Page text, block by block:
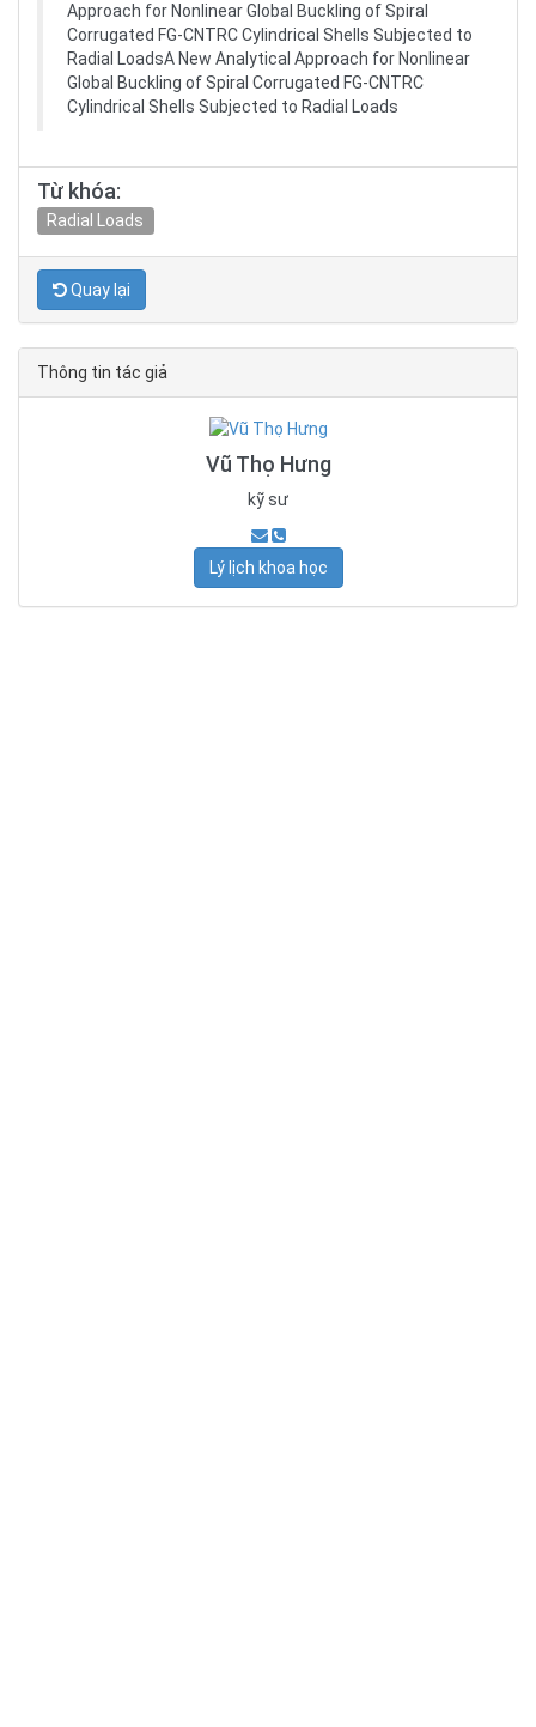
Approach for Nonlinear Global Buckling of Spiral
Corrugated FG-CNTRC Cylindrical Shells Subjected to
Radial LoadsA New Analytical Approach for Nonlinear
Global Buckling of Spiral Corrugated FG-CNTRC
Cylindrical Shells Subjected to Radial Loads
Từ khóa:
Radial Loads
Quay lại
Thông tin tác giả
Vũ Thọ Hưng
kỹ sư
Lý lịch khoa học